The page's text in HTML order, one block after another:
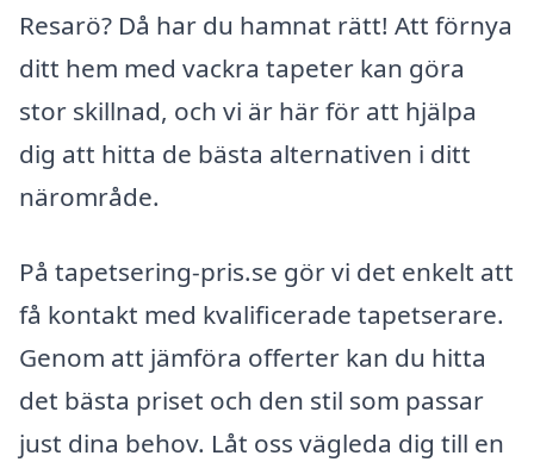
Resarö? Då har du hamnat rätt! Att förnya
ditt hem med vackra tapeter kan göra
stor skillnad, och vi är här för att hjälpa
dig att hitta de bästa alternativen i ditt
närområde.
På tapetsering-pris.se gör vi det enkelt att
få kontakt med kvalificerade tapetserare.
Genom att jämföra offerter kan du hitta
det bästa priset och den stil som passar
just dina behov. Låt oss vägleda dig till en